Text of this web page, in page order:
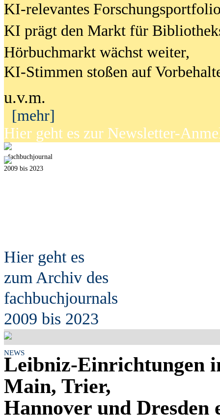
KI-relevantes
KI prägt den Markt für
Hörbuchmarkt wächst weiter,
KI-Stimmen stoßen auf
u.v.m.
[mehr]
Hier geht es zur Newsletter-
fachbuchjournal
2009 bis 2023
Hier geht es
zum Archiv des
fachbuchjournals
2009 bis 2023
NEWS
Leibniz-Einrichtungen
Main, Trier,
Hannover und Dresden